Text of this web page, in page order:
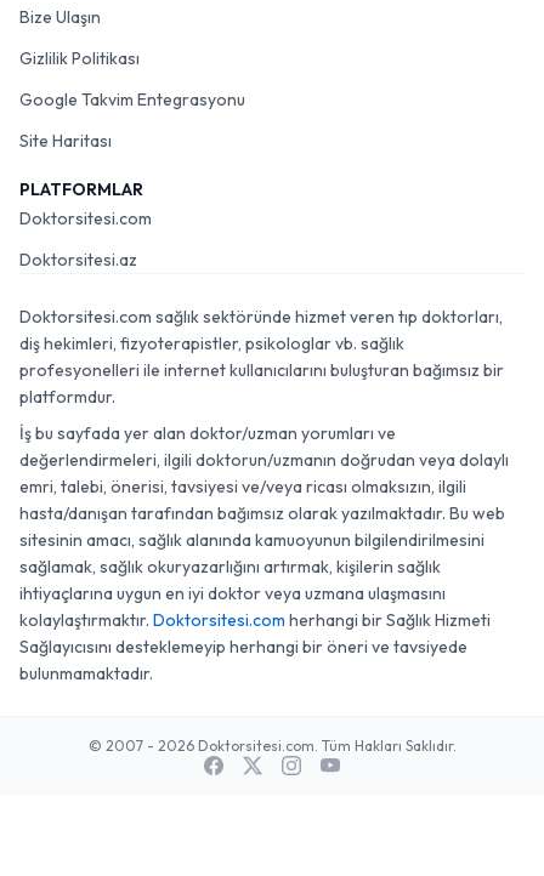
Bize Ulaşın
Gizlilik Politikası
Google Takvim Entegrasyonu
Site Haritası
PLATFORMLAR
Doktorsitesi.com
Doktorsitesi.az
Doktorsitesi.com sağlık sektöründe hizmet veren tıp doktorları,
diş hekimleri, fizyoterapistler, psikologlar vb. sağlık
profesyonelleri ile internet kullanıcılarını buluşturan bağımsız bir
platformdur.
İş bu sayfada yer alan doktor/uzman yorumları ve
değerlendirmeleri, ilgili doktorun/uzmanın doğrudan veya dolaylı
emri, talebi, önerisi, tavsiyesi ve/veya ricası olmaksızın, ilgili
hasta/danışan tarafından bağımsız olarak yazılmaktadır. Bu web
sitesinin amacı, sağlık alanında kamuoyunun bilgilendirilmesini
sağlamak, sağlık okuryazarlığını artırmak, kişilerin sağlık
ihtiyaçlarına uygun en iyi doktor veya uzmana ulaşmasını
kolaylaştırmaktır. Doktorsitesi.com herhangi bir Sağlık Hizmeti
Sağlayıcısını desteklemeyip herhangi bir öneri ve tavsiyede
bulunmamaktadır.
© 2007 - 2026 Doktorsitesi.com. Tüm Hakları Saklıdır.